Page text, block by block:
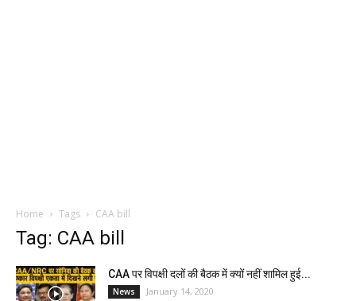
Home Tags CAA bill
Tag: CAA bill
CAA पर विपक्षी दलों की बैठक में क्यों नहीं शामिल हुई...
News January 14, 2020